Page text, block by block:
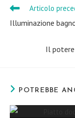
Leggi
articoli
Articolo
Illuminazione
Il potere
POTREBBE